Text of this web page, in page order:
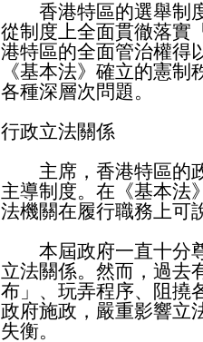
香港特區的選舉制度
從制度上全面貫徹落實
港特區的全面管治權得
《基本法》確立的憲
各種深層次問題。
行政立法關係
主席，香港特區的政
主導制度。在《基本法
法機關在履行職務上可
本屆政府一直十分尊
立法關係。然而，過去
布」、玩弄程序、阻撓
政府施政，嚴重影響立
失衡。